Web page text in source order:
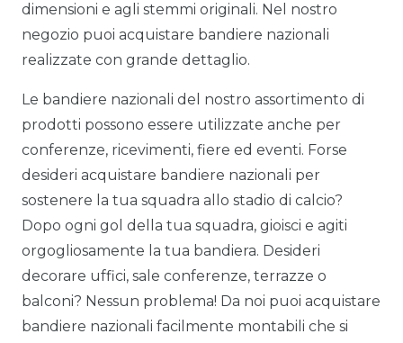
dimensioni e agli stemmi originali. Nel nostro
negozio puoi acquistare bandiere nazionali
realizzate con grande dettaglio.
Le bandiere nazionali del nostro assortimento di
prodotti possono essere utilizzate anche per
conferenze, ricevimenti, fiere ed eventi. Forse
desideri acquistare bandiere nazionali per
sostenere la tua squadra allo stadio di calcio?
Dopo ogni gol della tua squadra, gioisci e agiti
orgogliosamente la tua bandiera. Desideri
decorare uffici, sale conferenze, terrazze o
balconi? Nessun problema! Da noi puoi acquistare
bandiere nazionali facilmente montabili che si